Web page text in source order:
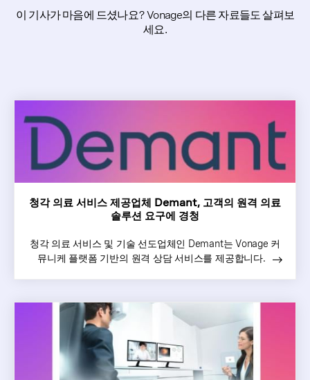
이 기사가 마음에 드셨나요? Vonage의 다른 자료들도 살펴보
세요.
청각 의료 서비스 제공업체 Demant, 고객의 원격 의료
솔루션 요구에 경청
청각 의료 서비스 및 기술 선도업체인 Demant는 Vonage 커
뮤니케 플랫폼 기반의 원격 상담 서비스를 제공합니다.